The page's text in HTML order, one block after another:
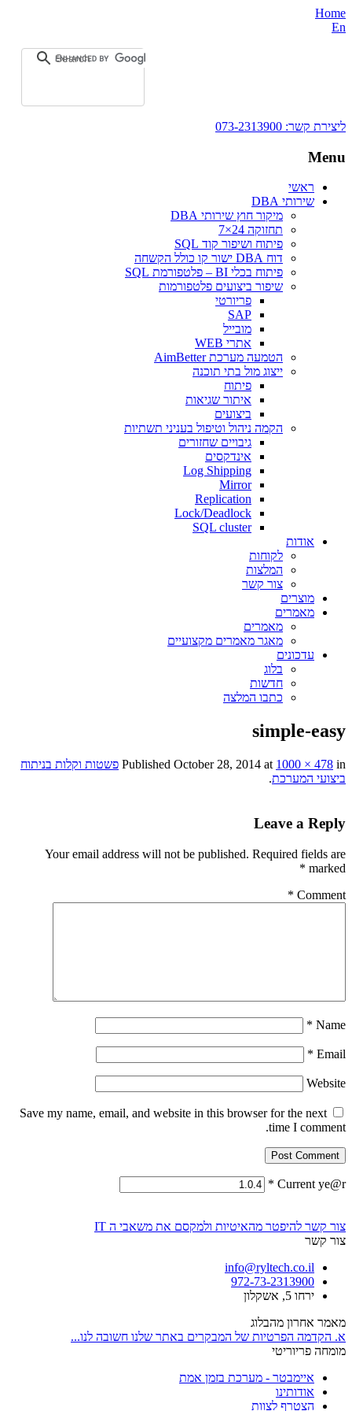
Home
En
ליצירת קשר: 073-2313900
Menu
ראשי
שירותי DBA‎
מיקור חוץ שירותי DBA
תחזוקה 24×7
פיתוח ושיפור קוד SQL
דוח DBA ישור קו כולל הקשחה
פיתוח בכלי BI – פלטפורמת SQL
שיפור ביצועים פלטפורמות
פריורטי
SAP
מובייל
אתרי WEB
הטמעה מערכת AimBetter
ייצוג מול בתי תוכנה
פיתוח
איתור שגיאות
ביצועים
הקמה ניהול וטיפול בעניני תשתיות
גיבויים שחזורים
אינדקסים
Log Shipping
Mirror
Replication
Lock/Deadlock
SQL cluster
אודות
לקוחות
המלצות
צור קשר
מוצרים
מאמרים
מאמרים
מאגר מאמרים מקצועיים
עדכונים
בלוג
חדשות
כתבו המלצה
simple-easy
Published October 28, 2014 at 1000 × 478 in
פשטות וקלות בניתוח
ביצועי המערכת.
Leave a Reply
Your email address will not be published. Required fields are
marked
*
Comment
*
Name
*
Email
*
Website
Save my name, email, and website in this browser for the next
time I comment.
Current ye@r
*
צור קשר להיפטר מהאיטיות ולמקסם את משאבי ה IT
צור קשר
info@ryltech.co.il
972-73-2313900
ירחו 5, אשקלון
מאמר אחרון מהבלוג
א. הקדמה הפרטיות של המבקרים באתר שלנו חשובה לנו...
מומחה פריוריטי
איימבטר - מערכת בזמן אמת
אודותינו
הצטרף לצוות